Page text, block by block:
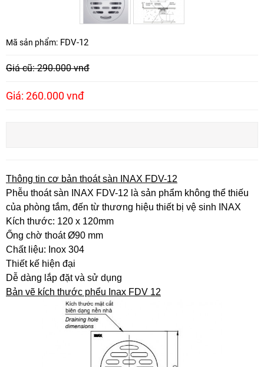
Mã sản phẩm: FDV-12
Giá cũ: 290.000 vnđ
Giá: 260.000 vnđ
Thông tin cơ bản thoát sàn INAX FDV-12
Phễu thoát sàn INAX FDV-12 là sản phẩm không thể thiếu
của phòng tắm, đến từ thương hiệu thiết bị vệ sinh INAX
Kích thước: 120 x 120mm
Ống chờ thoát Ø90 mm
Chất liệu: Inox 304
Thiết kế hiện đại
Dễ dàng lắp đặt và sử dụng
Bản vẽ kích thước phểu Inax FDV 12